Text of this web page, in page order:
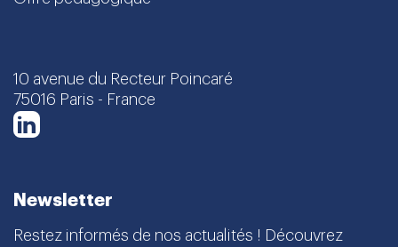
10 avenue du Recteur Poincaré
75016 Paris - France
Newsletter
Restez informés de nos actualités ! Découvrez